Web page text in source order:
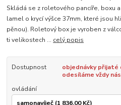
Skládá se z roletového pancíře, boxu
lamel o krycí výšce 37mm, které jsou
pěnou). Roletový box je vyroben z
ti velikostech ... celý popis
Dostupnost
objednávky přijaté
odesíláme vždy
ovládání